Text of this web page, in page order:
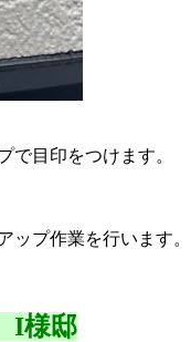
で目印をつけます。
ップ作業を行います。
I様邸